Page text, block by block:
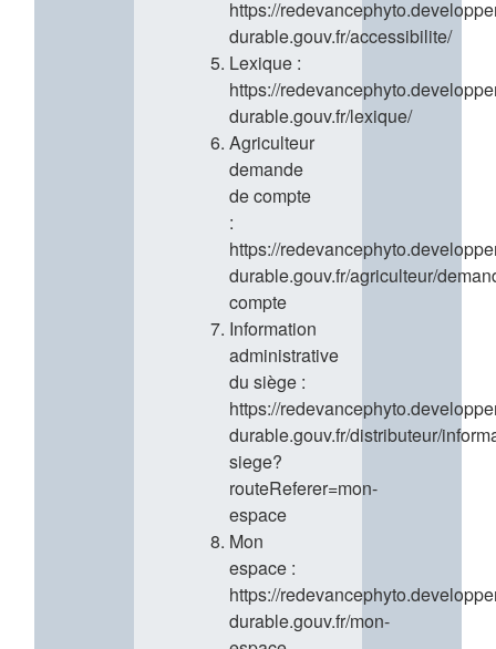
https://
durable.gouv.fr/accessibilite/
Lexique :
https://
durable.gouv.fr/lexique/
Agriculteur
demande
de compte
:
https://
durable.gouv.fr/agriculteur/
compte
Information
administrative
du siège :
https://
durable.gouv.fr/distributeur/
siege?
routeReferer=mon-
espace
Mon
espace :
https://
durable.gouv.fr/mon-